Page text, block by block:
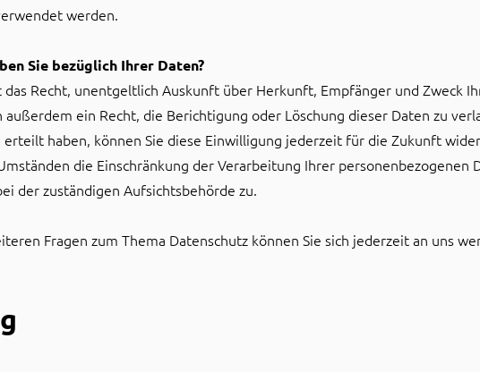
werden.
Sie bezüglich Ihrer Daten?
das Recht, unentgeltlich Auskunft über Herkunft, Empfänger und Zweck
außerdem ein Recht, die Berichtigung oder Löschung dieser Daten zu
haben, können Sie diese Einwilligung jederzeit für die Zukunft
die Einschränkung der Verarbeitung Ihrer personenbezogenen
der zuständigen Aufsichtsbehörde zu.
Fragen zum Thema Datenschutz können Sie sich jederzeit an uns